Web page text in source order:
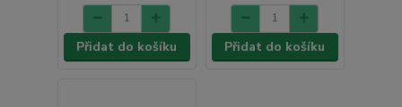
Přidat do košíku Přidat do košíku